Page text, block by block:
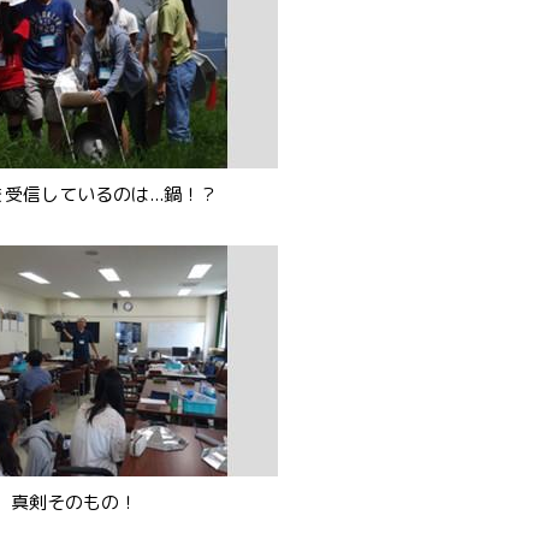
受信しているのは...鍋！？
真剣そのもの！